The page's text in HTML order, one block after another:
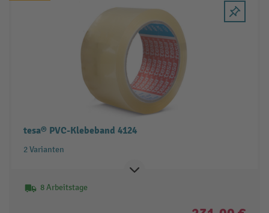
tesa® PVC-Klebeband 4124
2 Varianten
8 Arbeitstage